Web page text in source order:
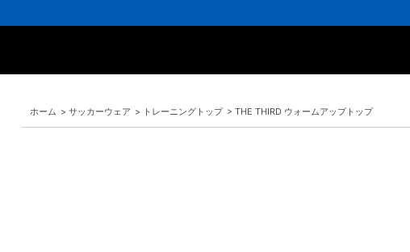
ホーム > サッカーウェア > トレーニングトップ > THE THIRD ウォームアップトップ